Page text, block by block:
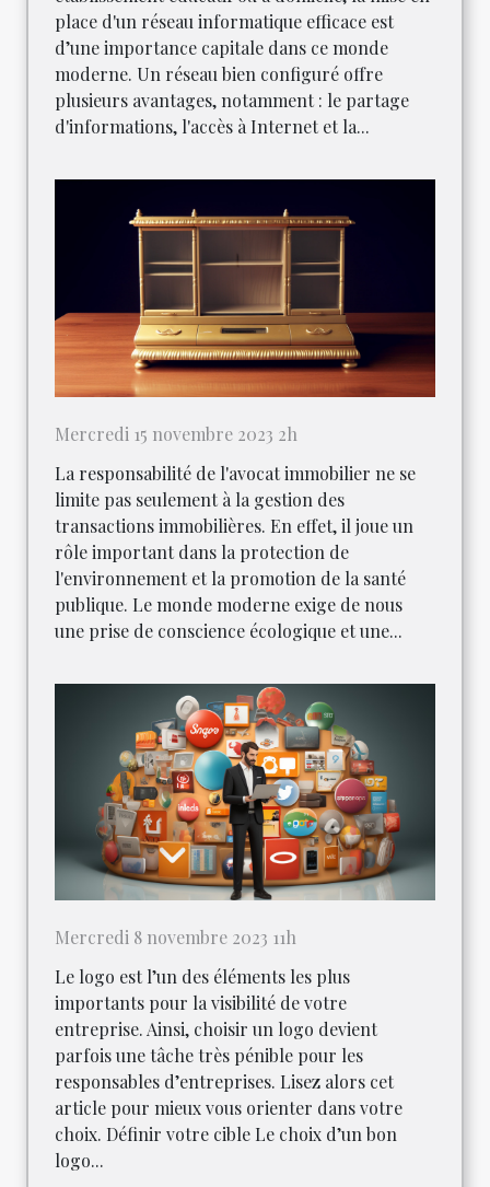
place d'un réseau informatique efficace est
d’une importance capitale dans ce monde
moderne. Un réseau bien configuré offre
plusieurs avantages, notamment : le partage
d'informations, l'accès à Internet et la...
Mercredi 15 novembre 2023 2h
La responsabilité de l'avocat immobilier ne se
limite pas seulement à la gestion des
transactions immobilières. En effet, il joue un
rôle important dans la protection de
l'environnement et la promotion de la santé
publique. Le monde moderne exige de nous
une prise de conscience écologique et une...
Mercredi 8 novembre 2023 11h
Le logo est l’un des éléments les plus
importants pour la visibilité de votre
entreprise. Ainsi, choisir un logo devient
parfois une tâche très pénible pour les
responsables d’entreprises. Lisez alors cet
article pour mieux vous orienter dans votre
choix. Définir votre cible Le choix d’un bon
logo...